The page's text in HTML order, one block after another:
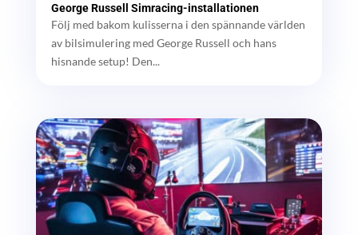
George Russell Simracing-installationen
Följ med bakom kulisserna i den spännande världen
av bilsimulering med George Russell och hans
hisnande setup! Den...